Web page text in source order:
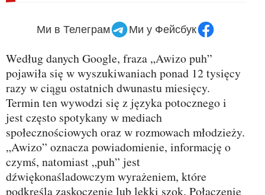
Ми в Телеграм Ми у Фейсбук
Według danych Google, fraza „Awizo puh”
pojawiła się w wyszukiwaniach ponad 12 tysięcy
razy w ciągu ostatnich dwunastu miesięcy.
Termin ten wywodzi się z języka potocznego i
jest często spotykany w mediach
społecznościowych oraz w rozmowach młodzieży.
„Awizo” oznacza powiadomienie, informację o
czymś, natomiast „puh” jest
dźwiękonaśladowczym wyrażeniem, które
podkreśla zaskoczenie lub lekki szok. Połączenie